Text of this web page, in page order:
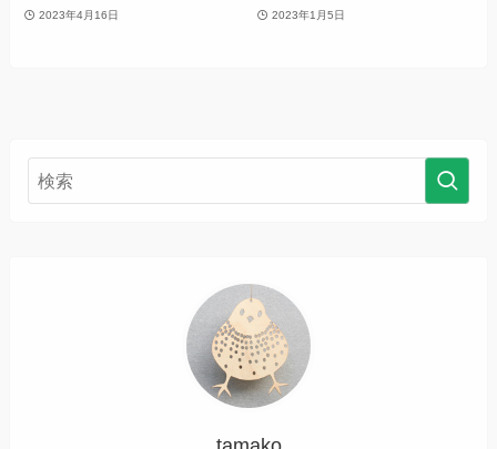
2023年4月16日 2023年1月5日